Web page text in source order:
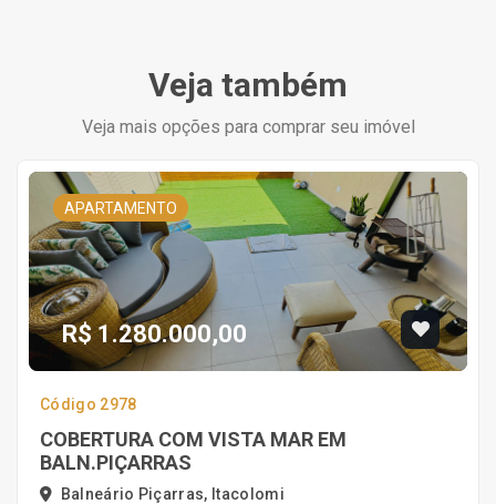
Veja também
Veja mais opções para comprar seu imóvel
APARTAMENTO
R$ 1.280.000,00
Código 2978
COBERTURA COM VISTA MAR EM
BALN.PIÇARRAS
Balneário Piçarras, Itacolomi